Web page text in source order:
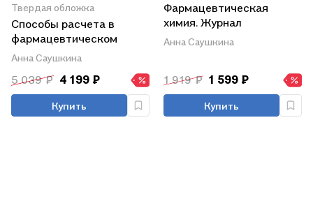
Твердая обложка
Способы расчета в
фармацевтическом
анализе. Учебное
пособие
Анна Саушкина
5 039 ₽ 4 199 ₽
Купить
Фармацевтическая
химия. Журнал
документации (рабочая
тетрадь № 1) для
очного обучения. 5
семестр. Учебное
пособие
Анна Саушкина
1 919 ₽ 1 599 ₽
Купить